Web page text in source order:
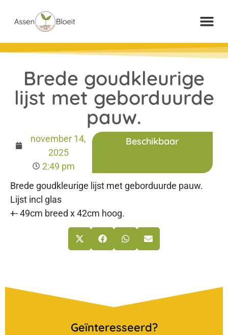
Brede goudkleurige
lijst met geborduurde
pauw.
Beschikbaar
november 14,
2025
2:49 pm
Brede goudkleurige lijst met geborduurde pauw.
Lijst incl glas
+- 49cm breed x 42cm hoog.
Geïnteresseerd?